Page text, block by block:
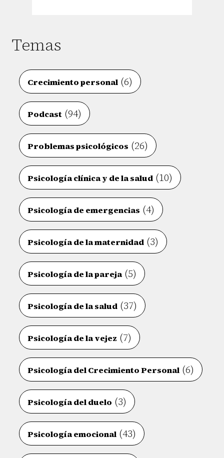
Temas
Crecimiento personal (6)
Podcast (94)
Problemas psicológicos (26)
Psicología clínica y de la salud (10)
Psicología de emergencias (4)
Psicología de la maternidad (3)
Psicología de la pareja(5)
Psicología de la salud (37)
Psicología de la vejez (7)
Psicología del Crecimiento Personal (6)
Psicología del duelo (3)
Psicología emocional (43)